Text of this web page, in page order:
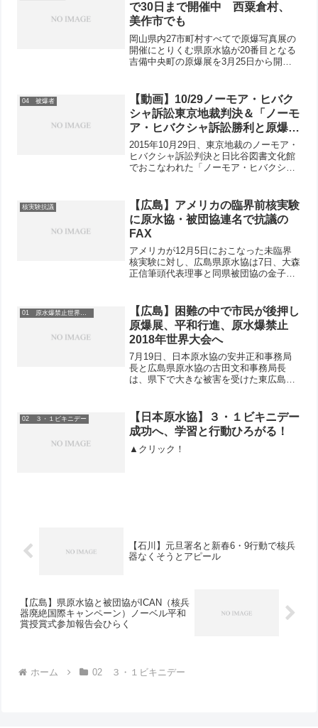
で30日まで開催中 西粟倉村、
美作市でも
岡山県内27市町村すべてで原爆写真展の
開催にとりくむ県原水協が20番目となる
吉備中央町の原爆展を3月25日から開催
への折込もおこなわれ、会館を訪れる町
民の皆さんが熱心...
04 被爆者
【動画】10/29ノーモア・ヒバク
シャ訴訟東京地裁判決＆「ノーモ
ア・ヒバクシャ訴訟勝利と原爆症
認定制度の抜本改正をめざすつど
い」
2015年10月29日、東京地裁のノーモア・
ヒバクシャ訴訟判決と日比谷図書文化館
でおこなわれた「ノーモア・ヒバクシャ
クシャ訴訟全国原告団、同全国弁護団連
絡会、同近畿支援...
核実験抗議
【広島】アメリカの臨界前核実験
に原水協・被団協連名で抗議の
FAX
アメリカが12月5日におこなった未臨界
核実験に対し、広島県原水協は7日、大森
正信筆頭代表理事と同県被団協の金子一
01 原水爆禁止世界大会
【広島】困難の中で市民が後押し
原爆展、平和行進、原水爆禁止
2018年世界大会へ
7月19日、日本原水協の安井正和事務局
長と広島県原水協の古田文和事務局長
は、県下で大きな被害を受けた東広島市
ず連日35度を超える猛暑の中、東広島原
水協事務局の綿岡夫妻、...
02 ３・１ビキニデー
【日本原水協】３・１ビキニデー
成功へ、学習と行動ひろがる！
▲クリック！
【石川】元旦署名と新春6・9行動で核兵
器なくそうとアピール
【広島】県原水協と被団協がICAN（核兵
器廃絶国際キャンペーン）ノーベル平和
賞授賞式参加報告会ひらく
ホーム 02 ３・１ビキニデー